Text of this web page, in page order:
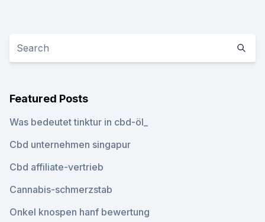
Featured Posts
Was bedeutet tinktur in cbd-öl_
Cbd unternehmen singapur
Cbd affiliate-vertrieb
Cannabis-schmerzstab
Onkel knospen hanf bewertung